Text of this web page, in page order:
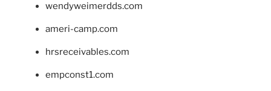
wendyweimerdds.com
ameri-camp.com
hrsreceivables.com
empconst1.com